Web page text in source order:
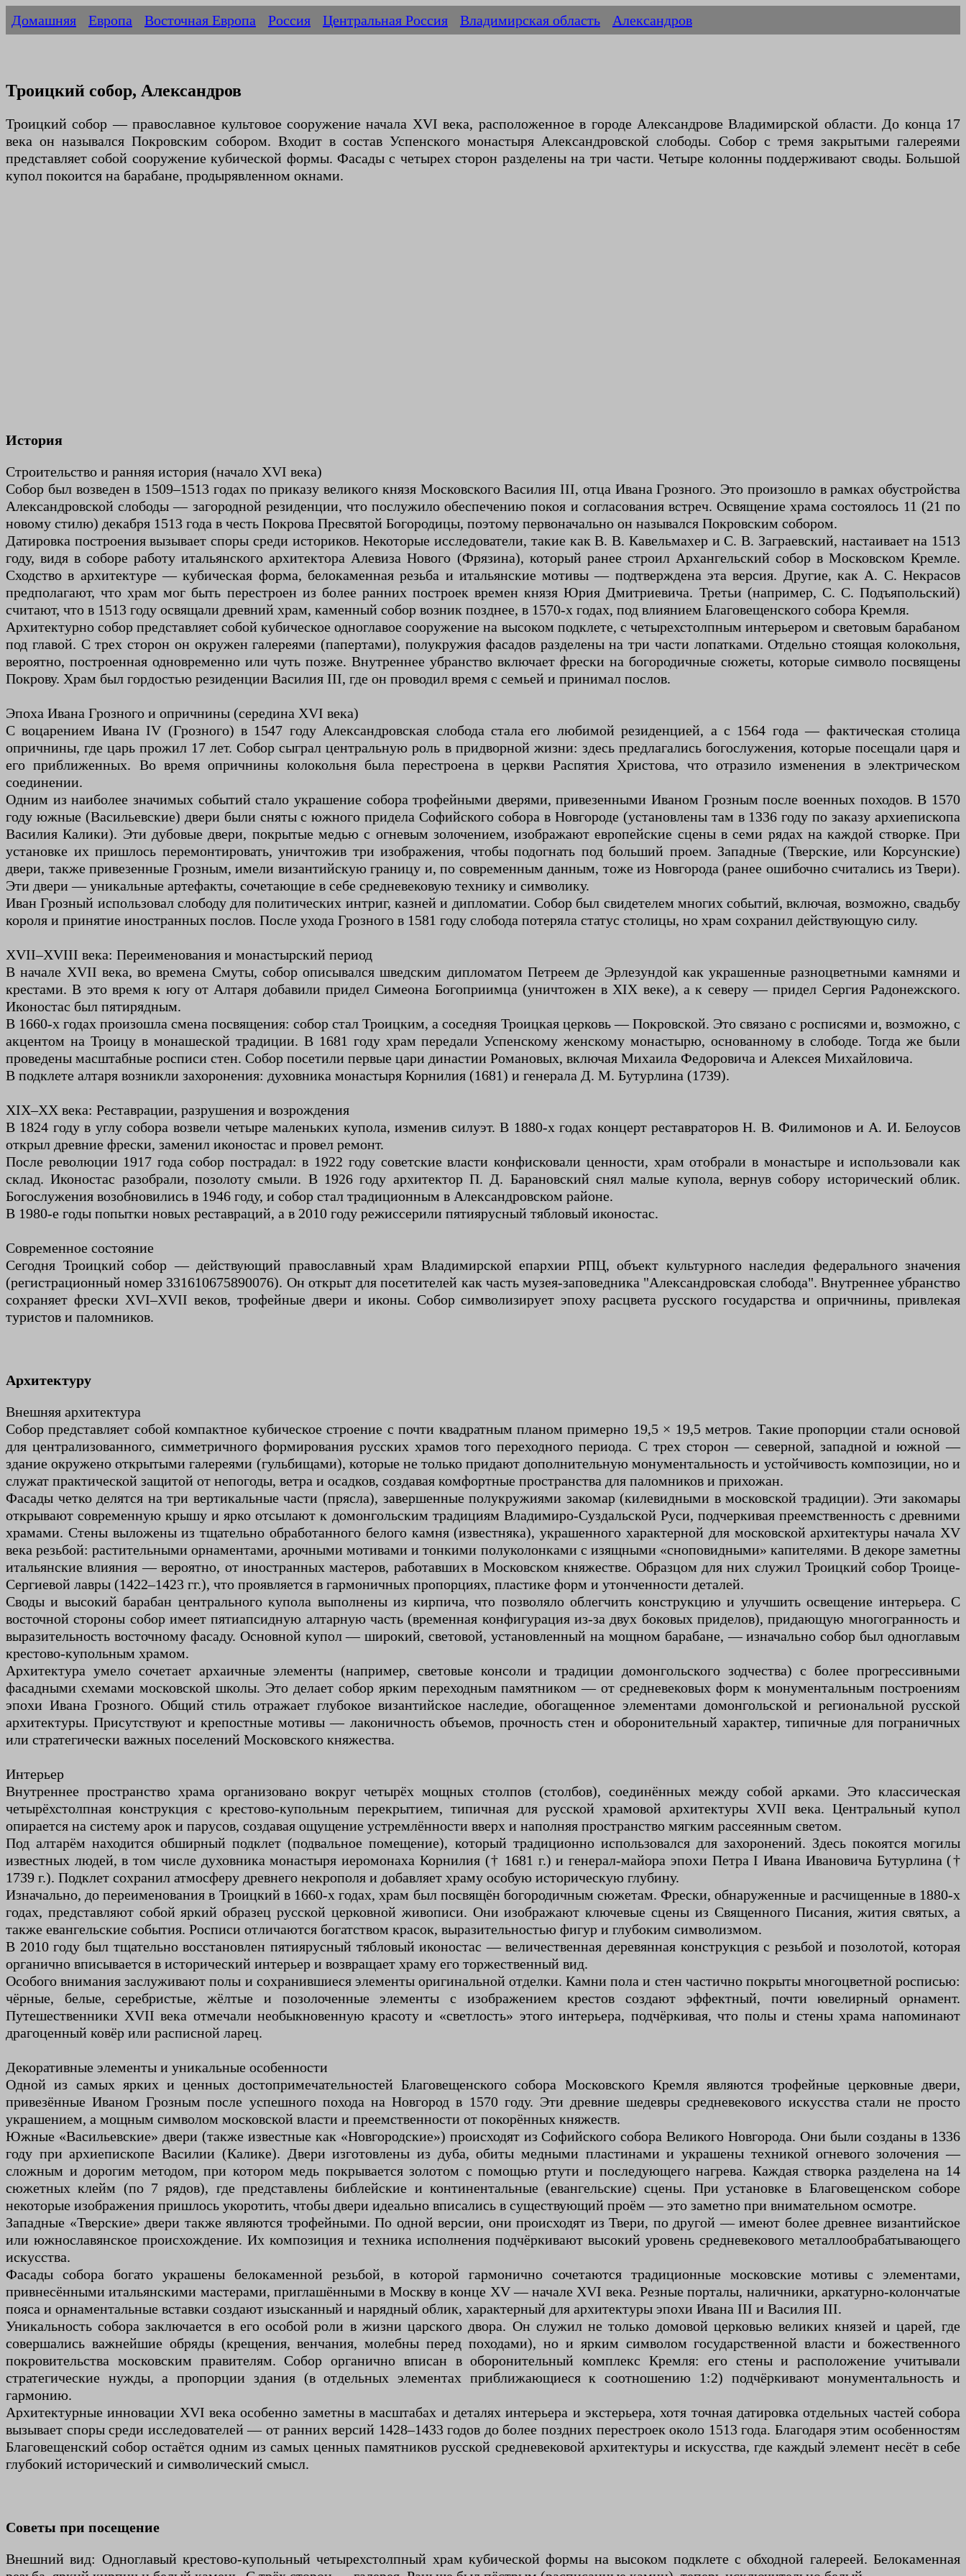
Домашняя Европа Восточная Европа Россия Центральная Россия Владимирская область Александров
Троицкий собор, Александров
Троицкий собор — православное культовое сооружение начала XVI века, расположенное в городе Александрове Владимирской области. До конца 17
века он назывался Покровским собором. Входит в состав Успенского монастыря Александровской слободы. Собор с тремя закрытыми галереями
представляет собой сооружение кубической формы. Фасады с четырех сторон разделены на три части. Четыре колонны поддерживают своды. Большой
купол покоится на барабане, продырявленном окнами.
История
Строительство и ранняя история (начало XVI века)
Собор был возведен в 1509–1513 годах по приказу великого князя Московского Василия III, отца Ивана Грозного. Это произошло в рамках обустройства
Александровской слободы — загородной резиденции, что послужило обеспечению покоя и согласования встреч. Освящение храма состоялось 11 (21 по
новому стилю) декабря 1513 года в честь Покрова Пресвятой Богородицы, поэтому первоначально он назывался Покровским собором.
Датировка построения вызывает споры среди историков. Некоторые исследователи, такие как В. В. Кавельмахер и С. В. Заграевский, настаивает на 1513
году, видя в соборе работу итальянского архитектора Алевиза Нового (Фрязина), который ранее строил Архангельский собор в Московском Кремле.
Сходство в архитектуре — кубическая форма, белокаменная резьба и итальянские мотивы — подтверждена эта версия. Другие, как А. С. Некрасов
предполагают, что храм мог быть перестроен из более ранних построек времен князя Юрия Дмитриевича. Третьи (например, С. С. Подъяпольский)
считают, что в 1513 году освящали древний храм, каменный собор возник позднее, в 1570-х годах, под влиянием Благовещенского собора Кремля.
Архитектурно собор представляет собой кубическое одноглавое сооружение на высоком подклете, с четырехстолпным интерьером и световым барабаном
под главой. С трех сторон он окружен галереями (папертами), полукружия фасадов разделены на три части лопатками. Отдельно стоящая колокольня,
вероятно, построенная одновременно или чуть позже. Внутреннее убранство включает фрески на богородичные сюжеты, которые символо посвящены
Покрову. Храм был гордостью резиденции Василия III, где он проводил время с семьей и принимал послов.
Эпоха Ивана Грозного и опричнины (середина XVI века)
С воцарением Ивана IV (Грозного) в 1547 году Александровская слобода стала его любимой резиденцией, а с 1564 года — фактическая столица
опричнины, где царь прожил 17 лет. Собор сыграл центральную роль в придворной жизни: здесь предлагались богослужения, которые посещали царя и
его приближенных. Во время опричнины колокольня была перестроена в церкви Распятия Христова, что отразило изменения в электрическом
соединении.
Одним из наиболее значимых событий стало украшение собора трофейными дверями, привезенными Иваном Грозным после военных походов. В 1570
году южные (Васильевские) двери были сняты с южного придела Софийского собора в Новгороде (установлены там в 1336 году по заказу архиепископа
Василия Калики). Эти дубовые двери, покрытые медью с огневым золочением, изображают европейские сцены в семи рядах на каждой створке. При
установке их пришлось перемонтировать, уничтожив три изображения, чтобы подогнать под больший проем. Западные (Тверские, или Корсунские)
двери, также привезенные Грозным, имели византийскую границу и, по современным данным, тоже из Новгорода (ранее ошибочно считались из Твери).
Эти двери — уникальные артефакты, сочетающие в себе средневековую технику и символику.
Иван Грозный использовал слободу для политических интриг, казней и дипломатии. Собор был свидетелем многих событий, включая, возможно, свадьбу
короля и принятие иностранных послов. После ухода Грозного в 1581 году слобода потеряла статус столицы, но храм сохранил действующую силу.
XVII–XVIII века: Переименования и монастырский период
В начале XVII века, во времена Смуты, собор описывался шведским дипломатом Петреем де Эрлезундой как украшенные разноцветными камнями и
крестами. В это время к югу от Алтаря добавили придел Симеона Богоприимца (уничтожен в XIX веке), а к северу — придел Сергия Радонежского.
Иконостас был пятирядным.
В 1660-х годах произошла смена посвящения: собор стал Троицким, а соседняя Троицкая церковь — Покровской. Это связано с росписями и, возможно, с
акцентом на Троицу в монашеской традиции. В 1681 году храм передали Успенскому женскому монастырю, основанному в слободе. Тогда же были
проведены масштабные росписи стен. Собор посетили первые цари династии Романовых, включая Михаила Федоровича и Алексея Михайловича.
В подклете алтаря возникли захоронения: духовника монастыря Корнилия (1681) и генерала Д. М. Бутурлина (1739).
XIX–XX века: Реставрации, разрушения и возрождения
В 1824 году в углу собора возвели четыре маленьких купола, изменив силуэт. В 1880-х годах концерт реставраторов Н. В. Филимонов и А. И. Белоусов
открыл древние фрески, заменил иконостас и провел ремонт.
После революции 1917 года собор пострадал: в 1922 году советские власти конфисковали ценности, храм отобрали в монастыре и использовали как
склад. Иконостас разобрали, позолоту смыли. В 1926 году архитектор П. Д. Барановский снял малые купола, вернув собору исторический облик.
Богослужения возобновились в 1946 году, и собор стал традиционным в Александровском районе.
В 1980-е годы попытки новых реставраций, а в 2010 году режиссерили пятиярусный тябловый иконостас.
Современное состояние
Сегодня Троицкий собор — действующий православный храм Владимирской епархии РПЦ, объект культурного наследия федерального значения
(регистрационный номер 331610675890076). Он открыт для посетителей как часть музея-заповедника "Александровская слобода". Внутреннее убранство
сохраняет фрески XVI–XVII веков, трофейные двери и иконы. Собор символизирует эпоху расцвета русского государства и опричнины, привлекая
туристов и паломников.
Архитектуру
Внешняя архитектура
Собор представляет собой компактное кубическое строение с почти квадратным планом примерно 19,5 × 19,5 метров. Такие пропорции стали основой
для централизованного, симметричного формирования русских храмов того переходного периода. С трех сторон — северной, западной и южной —
здание окружено открытыми галереями (гульбищами), которые не только придают дополнительную монументальность и устойчивость композиции, но и
служат практической защитой от непогоды, ветра и осадков, создавая комфортные пространства для паломников и прихожан.
Фасады четко делятся на три вертикальные части (прясла), завершенные полукружиями закомар (килевидными в московской традиции). Эти закомары
открывают современную крышу и ярко отсылают к домонгольским традициям Владимиро-Суздальской Руси, подчеркивая преемственность с древними
храмами. Стены выложены из тщательно обработанного белого камня (известняка), украшенного характерной для московской архитектуры начала XV
века резьбой: растительными орнаментами, арочными мотивами и тонкими полуколонками с изящными «сноповидными» капителями. В декоре заметны
итальянские влияния — вероятно, от иностранных мастеров, работавших в Московском княжестве. Образцом для них служил Троицкий собор Троице-
Сергиевой лавры (1422–1423 гг.), что проявляется в гармоничных пропорциях, пластике форм и утонченности деталей.
Своды и высокий барабан центрального купола выполнены из кирпича, что позволяло облегчить конструкцию и улучшить освещение интерьера. С
восточной стороны собор имеет пятиапсидную алтарную часть (временная конфигурация из-за двух боковых приделов), придающую многогранность и
выразительность восточному фасаду. Основной купол — широкий, световой, установленный на мощном барабане, — изначально собор был одноглавым
крестово-купольным храмом.
Архитектура умело сочетает архаичные элементы (например, световые консоли и традиции домонгольского зодчества) с более прогрессивными
фасадными схемами московской школы. Это делает собор ярким переходным памятником — от средневековых форм к монументальным построениям
эпохи Ивана Грозного. Общий стиль отражает глубокое византийское наследие, обогащенное элементами домонгольской и региональной русской
архитектуры. Присутствуют и крепостные мотивы — лаконичность объемов, прочность стен и оборонительный характер, типичные для пограничных
или стратегически важных поселений Московского княжества.
Интерьер
Внутреннее пространство храма организовано вокруг четырёх мощных столпов (столбов), соединённых между собой арками. Это классическая
четырёхстолпная конструкция с крестово-купольным перекрытием, типичная для русской храмовой архитектуры XVII века. Центральный купол
опирается на систему арок и парусов, создавая ощущение устремлённости вверх и наполняя пространство мягким рассеянным светом.
Под алтарём находится обширный подклет (подвальное помещение), который традиционно использовался для захоронений. Здесь покоятся могилы
известных людей, в том числе духовника монастыря иеромонаха Корнилия († 1681 г.) и генерал-майора эпохи Петра I Ивана Ивановича Бутурлина (†
1739 г.). Подклет сохранил атмосферу древнего некрополя и добавляет храму особую историческую глубину.
Изначально, до переименования в Троицкий в 1660-х годах, храм был посвящён богородичным сюжетам. Фрески, обнаруженные и расчищенные в 1880-х
годах, представляют собой яркий образец русской церковной живописи. Они изображают ключевые сцены из Священного Писания, жития святых, а
также евангельские события. Росписи отличаются богатством красок, выразительностью фигур и глубоким символизмом.
В 2010 году был тщательно восстановлен пятиярусный тябловый иконостас — величественная деревянная конструкция с резьбой и позолотой, которая
органично вписывается в исторический интерьер и возвращает храму его торжественный вид.
Особого внимания заслуживают полы и сохранившиеся элементы оригинальной отделки. Камни пола и стен частично покрыты многоцветной росписью:
чёрные, белые, серебристые, жёлтые и позолоченные элементы с изображением крестов создают эффектный, почти ювелирный орнамент.
Путешественники XVII века отмечали необыкновенную красоту и «светлость» этого интерьера, подчёркивая, что полы и стены храма напоминают
драгоценный ковёр или расписной ларец.
Декоративные элементы и уникальные особенности
Одной из самых ярких и ценных достопримечательностей Благовещенского собора Московского Кремля являются трофейные церковные двери,
привезённые Иваном Грозным после успешного похода на Новгород в 1570 году. Эти древние шедевры средневекового искусства стали не просто
украшением, а мощным символом московской власти и преемственности от покорённых княжеств.
Южные «Васильевские» двери (также известные как «Новгородские») происходят из Софийского собора Великого Новгорода. Они были созданы в 1336
году при архиепископе Василии (Калике). Двери изготовлены из дуба, обиты медными пластинами и украшены техникой огневого золочения —
сложным и дорогим методом, при котором медь покрывается золотом с помощью ртути и последующего нагрева. Каждая створка разделена на 14
сюжетных клейм (по 7 рядов), где представлены библейские и континентальные (евангельские) сцены. При установке в Благовещенском соборе
некоторые изображения пришлось укоротить, чтобы двери идеально вписались в существующий проём — это заметно при внимательном осмотре.
Западные «Тверские» двери также являются трофейными. По одной версии, они происходят из Твери, по другой — имеют более древнее византийское
или южнославянское происхождение. Их композиция и техника исполнения подчёркивают высокий уровень средневекового металлообрабатывающего
искусства.
Фасады собора богато украшены белокаменной резьбой, в которой гармонично сочетаются традиционные московские мотивы с элементами,
привнесёнными итальянскими мастерами, приглашёнными в Москву в конце XV — начале XVI века. Резные порталы, наличники, аркатурно-колончатые
пояса и орнаментальные вставки создают изысканный и нарядный облик, характерный для архитектуры эпохи Ивана III и Василия III.
Уникальность собора заключается в его особой роли в жизни царского двора. Он служил не только домовой церковью великих князей и царей, где
совершались важнейшие обряды (крещения, венчания, молебны перед походами), но и ярким символом государственной власти и божественного
покровительства московским правителям. Собор органично вписан в оборонительный комплекс Кремля: его стены и расположение учитывали
стратегические нужды, а пропорции здания (в отдельных элементах приближающиеся к соотношению 1:2) подчёркивают монументальность и
гармонию.
Архитектурные инновации XVI века особенно заметны в масштабах и деталях интерьера и экстерьера, хотя точная датировка отдельных частей собора
вызывает споры среди исследователей — от ранних версий 1428–1433 годов до более поздних перестроек около 1513 года. Благодаря этим особенностям
Благовещенский собор остаётся одним из самых ценных памятников русской средневековой архитектуры и искусства, где каждый элемент несёт в себе
глубокий исторический и символический смысл.
Советы при посещение
Внешний вид: Одноглавый крестово-купольный четырехстолпный храм кубической формы на высоком подклете с обходной галереей. Белокаменная